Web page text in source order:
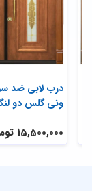
درب لابی ضد
ونی گلس دو
15,500,000 تومان